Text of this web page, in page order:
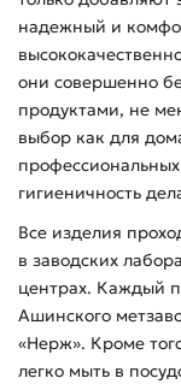
надежный и
они совершенно
продуктами, не
выбор как для
гигиеничность
Все изделия
в заводских
центрах. Каждый
Ашинского
«Нерж». Кроме
легко мыть в